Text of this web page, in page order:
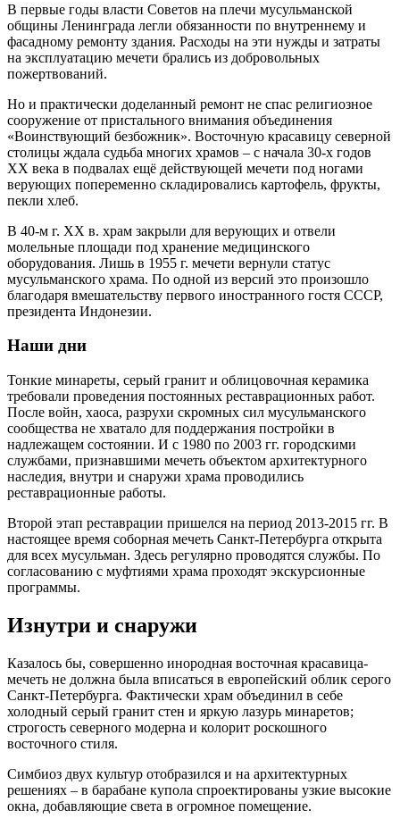
В первые годы власти Советов на плечи мусульманской
общины Ленинграда легли обязанности по внутреннему и
фасадному ремонту здания. Расходы на эти нужды и затраты
на эксплуатацию мечети брались из добровольных
пожертвований.
Но и практически доделанный ремонт не спас религиозное
сооружение от пристального внимания объединения
«Воинствующий безбожник». Восточную красавицу северной
столицы ждала судьба многих храмов – с начала 30-х годов
XX века в подвалах ещё действующей мечети под ногами
верующих попеременно складировались картофель, фрукты,
пекли хлеб.
В 40-м г. XX в. храм закрыли для верующих и отвели
молельные площади под хранение медицинского
оборудования. Лишь в 1955 г. мечети вернули статус
мусульманского храма. По одной из версий это произошло
благодаря вмешательству первого иностранного гостя СССР,
президента Индонезии.
Наши дни
Тонкие минареты, серый гранит и облицовочная керамика
требовали проведения постоянных реставрационных работ.
После войн, хаоса, разрухи скромных сил мусульманского
сообщества не хватало для поддержания постройки в
надлежащем состоянии. И с 1980 по 2003 гг. городскими
службами, признавшими мечеть объектом архитектурного
наследия, внутри и снаружи храма проводились
реставрационные работы.
Второй этап реставрации пришелся на период 2013-2015 гг. В
настоящее время соборная мечеть Санкт-Петербурга открыта
для всех мусульман. Здесь регулярно проводятся службы. По
согласованию с муфтиями храма проходят экскурсионные
программы.
Изнутри и снаружи
Казалось бы, совершенно инородная восточная красавица-
мечеть не должна была вписаться в европейский облик серого
Санкт-Петербурга. Фактически храм объединил в себе
холодный серый гранит стен и яркую лазурь минаретов;
строгость северного модерна и колорит роскошного
восточного стиля.
Симбиоз двух культур отобразился и на архитектурных
решениях – в барабане купола спроектированы узкие высокие
окна, добавляющие света в огромное помещение.